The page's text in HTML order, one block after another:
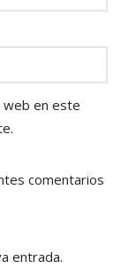
web en este
comentarios
entrada.